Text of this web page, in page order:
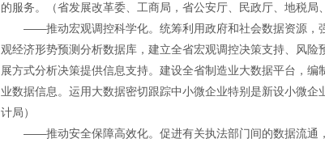
的服务。（省发展改革委、工商局，省公安厅、民政厅、地税
——推动宏观调控科学化。统筹利用政府和社会数据资源，
观经济形势预测分析数据库，建立全省宏观调控决策支持、风
展方式分析决策提供信息支持。建设全省制造业大数据平台，
业数据信息。运用大数据密切跟踪中小微企业特别是新设小微
计局）
——推动安全保障高效化。促进有关执法部门间的数据流通